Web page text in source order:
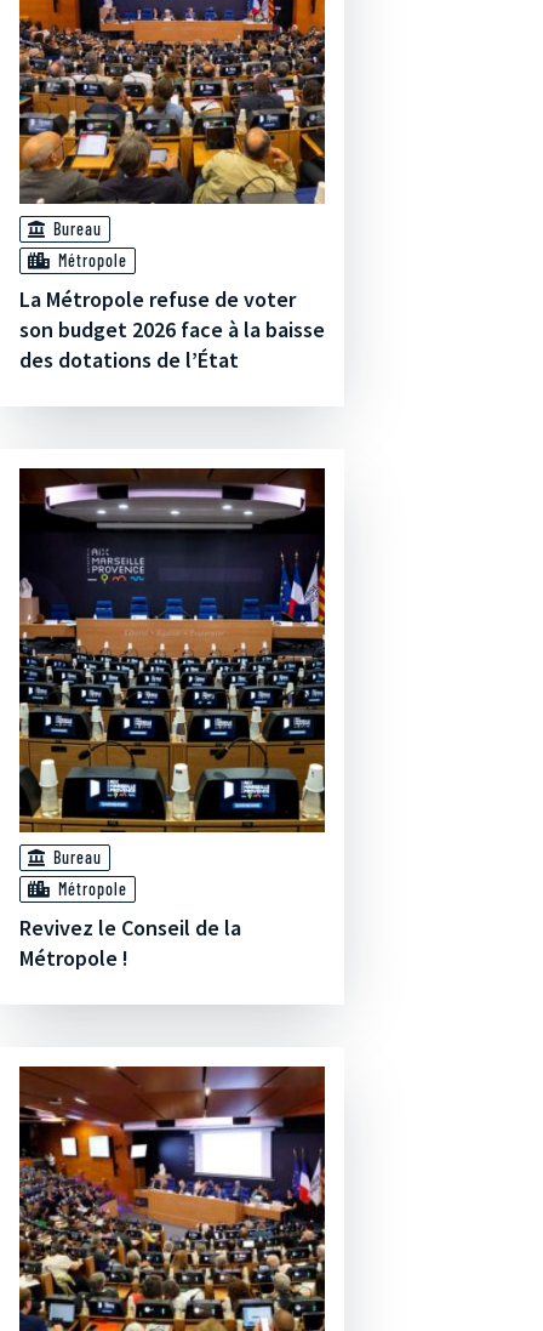
Bureau
Métropole
La Métropole refuse de voter
son budget 2026 face à la baisse
des dotations de l’État
Bureau
Métropole
Revivez le Conseil de la
Métropole !